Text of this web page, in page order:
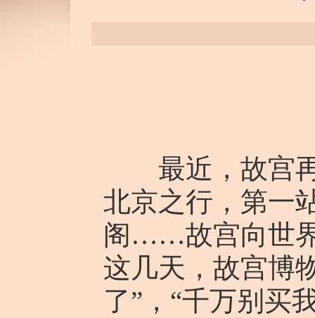
最近，故宫再
北京之行，第一
阁……故宫向世
这几天，故宫博
了”，“千万别买